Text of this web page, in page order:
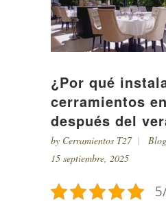
¿Por qué
cerramientos
después del
by Cerramientos T27
Blog
15 septiembre, 2025